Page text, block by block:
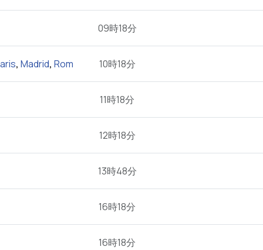
09時18分
, Madrid, Rom 10時18分
11時18分
12時18分
13時48分
16時18分
16時18分